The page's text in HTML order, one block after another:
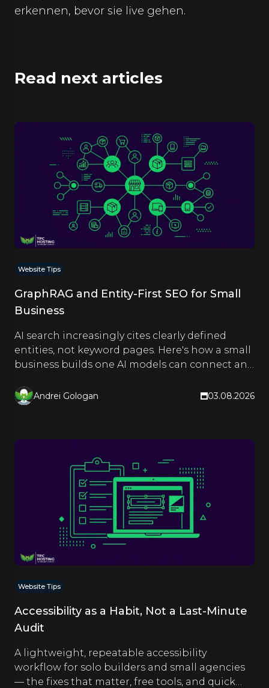
erkennen, bevor sie live gehen.
Read next articles
Website Tips
GraphRAG and Entity-First SEO for Small
Business
AI search increasingly cites clearly defined
entities, not keyword pages. Here's how a small
business builds one AI models can connect and
Andrei Gologan 03.08.2026
Website Tips
Accessibility as a Habit, Not a Last-Minute
Audit
A lightweight, repeatable accessibility
workflow for solo builders and small agencies
— the fixes that matter, free tools, and quick